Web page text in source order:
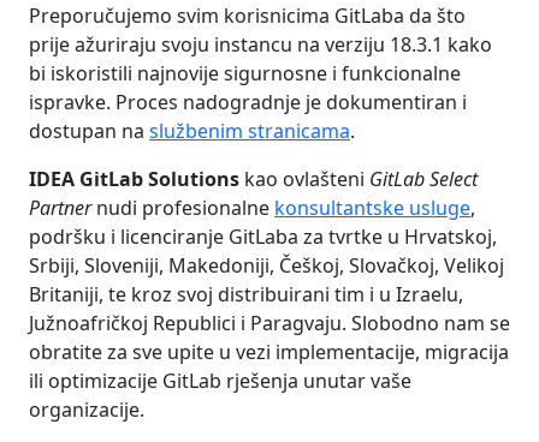
Preporučujemo svim korisnicima GitLaba da što
prije ažuriraju svoju instancu na verziju 18.3.1 kako
bi iskoristili najnovije sigurnosne i funkcionalne
ispravke. Proces nadogradnje je dokumentiran i
dostupan na službenim stranicama.
IDEA GitLab Solutions kao ovlašteni GitLab Select
Partnernudi profesionalne konsultantske usluge,
podršku i licenciranje GitLaba za tvrtke u Hrvatskoj,
Srbiji, Sloveniji, Makedoniji, Češkoj, Slovačkoj, Velikoj
Britaniji, te kroz svoj distribuirani tim i u Izraelu,
Južnoafričkoj Republici i Paragvaju. Slobodno nam se
obratite za sve upite u vezi implementacije, migracija
ili optimizacije GitLab rješenja unutar vaše
organizacije.